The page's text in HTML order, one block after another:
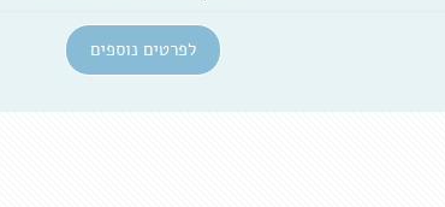
לפרטים נוספים